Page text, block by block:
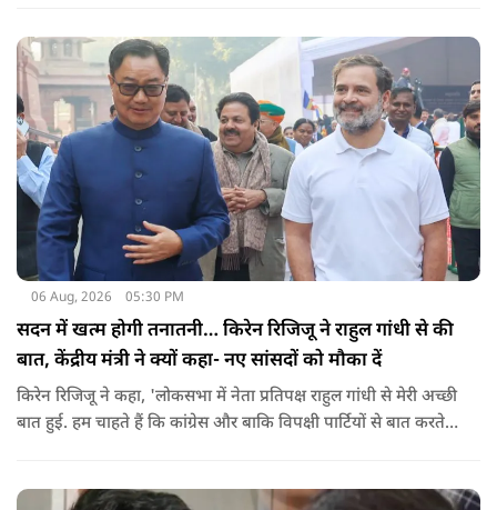
06 Aug, 2026 05:30 PM
सदन में खत्म होगी तनातनी… किरेन रिजिजू ने राहुल गांधी से की
बात, केंद्रीय मंत्री ने क्यों कहा- नए सांसदों को मौका दें
किरेन रिजिजू ने कहा, 'लोकसभा में नेता प्रतिपक्ष राहुल गांधी से मेरी अच्छी
बात हुई. हम चाहते हैं कि कांग्रेस और बाकि विपक्षी पार्टियों से बात करते